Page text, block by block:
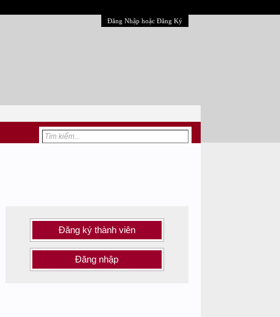
Đăng Nhập hoặc Đăng Ký
Đăng ký thành viên
Đăng nhập